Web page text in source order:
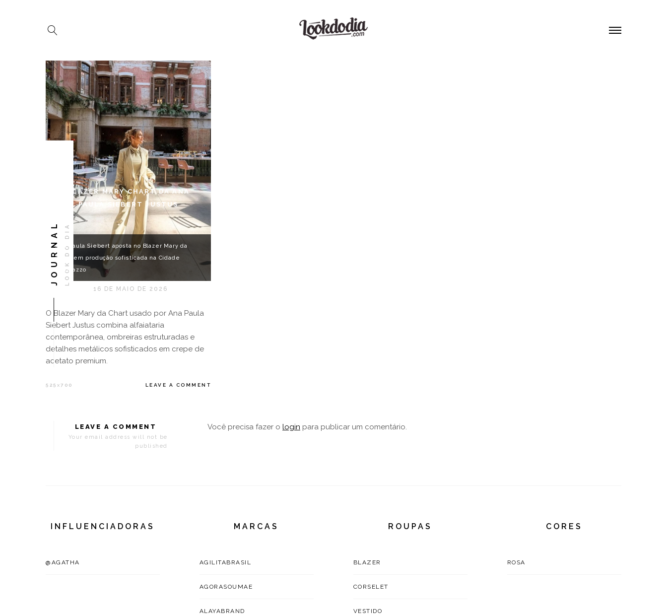
JOURNALLOOK DO DIA
Ana Paula Siebert aposta no Blazer Mary da
Chart em produção sofisticada na Cidade
Matarazzo
16 DE MAIO DE 2026
BLAZER MARY CHART DA ANA
PAULA SIEBERT JUSTUS
O Blazer Mary da Chart usado por Ana Paula
Siebert Justus combina alfaiataria
contemporânea, ombreiras estruturadas e
detalhes metálicos sofisticados em crepe de
acetato premium.
525 X700 LEAVE A COMMENT
LEAVE A COMMENT
Your email address will not be
published
Você precisa fazer o login para publicar um comentário.
INFLUENCIADORAS
@AGATHA
MARCAS
AGILITABRASIL
AGORASOUMAE
ALAYABRAND
ROUPAS
BLAZER
CORSELET
VESTIDO
CORES
ROSA